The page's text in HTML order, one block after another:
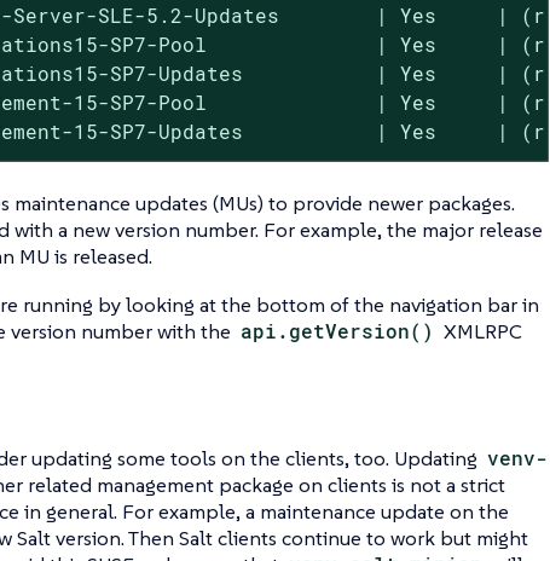
Server-SLE-5.2-Updates        | Yes     | (r
SP7-Pool              | Yes     | (r
SP7-Updates           | Yes     | (r
15-SP7-Pool              | Yes     | (r
15-SP7-Updates           | Yes     |
maintenance updates (MUs) to provide newer packages.
with a new version number. For example, the major release
MU is released.
running by looking at the bottom of the navigation bar in
version number with the api.getVersion() XMLRPC
updating some tools on the clients, too. Updating venv-
related management package on clients is not a strict
in general. For example, a maintenance update on the
Salt version. Then Salt clients continue to work but might